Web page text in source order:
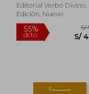
Editorial Verbo Divino,
Edición, Nuevo